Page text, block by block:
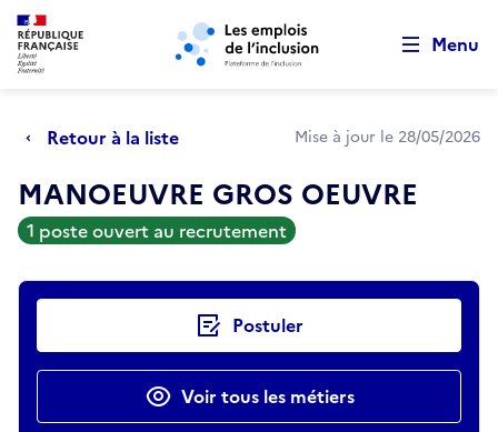
Aller au menu principal Aller au contenu principal
Menu
Retour à la liste Mise à jour le 28/05/2026
MANOEUVRE GROS OEUVRE
1 poste ouvert au recrutement
Actions rapides Postuler
Voir tous les métiers
Retour au début de la page
Panneau de gestion des cookies